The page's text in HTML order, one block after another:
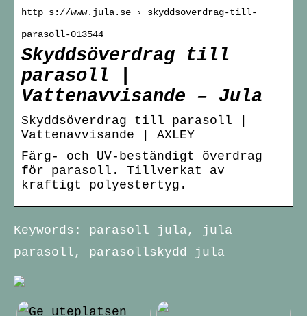
http s://www.jula.se › skyddsoverdrag-till-
parasoll-013544
Skyddsöverdrag till
parasoll |
Vattenavvisande – Jula
Skyddsöverdrag till parasoll |
Vattenavvisande | AXLEY
Färg- och UV-beständigt överdrag
för parasoll. Tillverkat av
kraftigt polyestertyg.
Keywords: parasoll jula, jula
parasoll, parasollskydd jula